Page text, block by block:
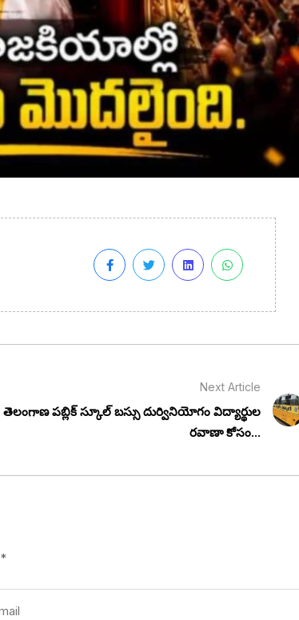
Next Article
తెలంగాణ పబ్లిక్ స్కూల్ బస్సు దుర్వినియోగం విద్యార్థుల
రవాణా కోసం...
*